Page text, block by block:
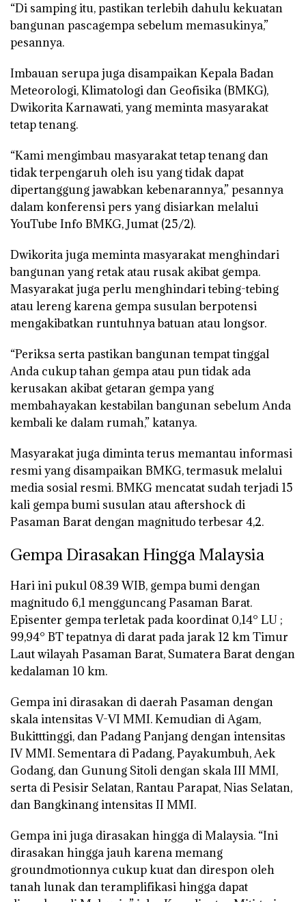
“Di samping itu, pastikan terlebih dahulu kekuatan
bangunan pascagempa sebelum memasukinya,”
pesannya.
Imbauan serupa juga disampaikan Kepala Badan
Meteorologi, Klimatologi dan Geofisika (BMKG),
Dwikorita Karnawati, yang meminta masyarakat
tetap tenang.
“Kami mengimbau masyarakat tetap tenang dan
tidak terpengaruh oleh isu yang tidak dapat
dipertanggung jawabkan kebenarannya,” pesannya
dalam konferensi pers yang disiarkan melalui
YouTube Info BMKG, Jumat (25/2).
Dwikorita juga meminta masyarakat menghindari
bangunan yang retak atau rusak akibat gempa.
Masyarakat juga perlu menghindari tebing-tebing
atau lereng karena gempa susulan berpotensi
mengakibatkan runtuhnya batuan atau longsor.
“Periksa serta pastikan bangunan tempat tinggal
Anda cukup tahan gempa atau pun tidak ada
kerusakan akibat getaran gempa yang
membahayakan kestabilan bangunan sebelum Anda
kembali ke dalam rumah,” katanya.
Masyarakat juga diminta terus memantau informasi
resmi yang disampaikan BMKG, termasuk melalui
media sosial resmi. BMKG mencatat sudah terjadi 15
kali gempa bumi susulan atau aftershock di
Pasaman Barat dengan magnitudo terbesar 4,2.
Gempa Dirasakan Hingga Malaysia
Hari ini pukul 08.39 WIB, gempa bumi dengan
magnitudo 6,1 mengguncang Pasaman Barat.
Episenter gempa terletak pada koordinat 0,14° LU ;
99,94° BT tepatnya di darat pada jarak 12 km Timur
Laut wilayah Pasaman Barat, Sumatera Barat dengan
kedalaman 10 km.
Gempa ini dirasakan di daerah Pasaman dengan
skala intensitas V-VI MMI. Kemudian di Agam,
Bukitttinggi, dan Padang Panjang dengan intensitas
IV MMI. Sementara di Padang, Payakumbuh, Aek
Godang, dan Gunung Sitoli dengan skala III MMI,
serta di Pesisir Selatan, Rantau Parapat, Nias Selatan,
dan Bangkinang intensitas II MMI.
Gempa ini juga dirasakan hingga di Malaysia. “Ini
dirasakan hingga jauh karena memang
groundmotionnya cukup kuat dan direspon oleh
tanah lunak dan teramplifikasi hingga dapat